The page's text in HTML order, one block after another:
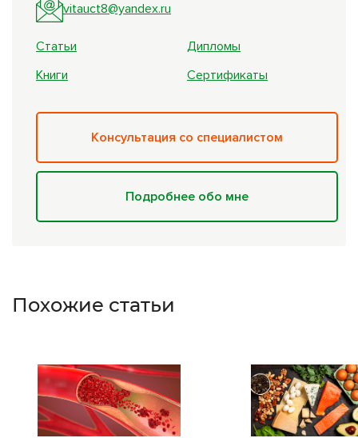
vitauct8@yandex.ru
Статьи
Дипломы
Книги
Сертификаты
Консультация со специалистом
Подробнее обо мне
Похожие статьи